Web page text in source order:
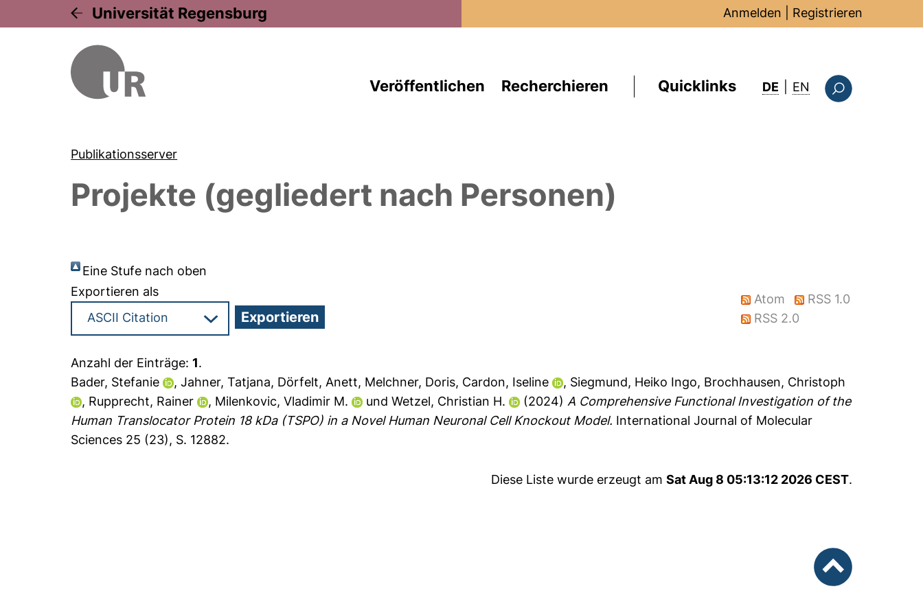
Universität Regensburg Anmelden Registrieren
Veröffentlichen Recherchieren Quicklinks DE EN : this page in
Publikationsserver
Projekte (gegliedert nach Personen)
Eine Stufe nach oben
Exportieren als
Atom
RSS 1.0
RSS 2.0
Anzahl der Einträge:1.
Bader, Stefanie
,Jahner, Tatjana, Dörfelt, Anett, Melchner, Doris, Cardon, Iseline , Siegmund, Heiko Ingo, Brochhausen, Christoph
, Rupprecht, Rainer , Milenkovic, Vladimir M. undWetzel, Christian H. (2024) A Comprehensive Functional Investigation of the
Human Translocator Protein 18 kDa (TSPO) in a Novel Human Neuronal Cell Knockout Model. International Journal of Molecular
Sciences 25 (23), S. 12882.
Diese Liste wurde erzeugt am Sat Aug 8 05:13:12 2026 CEST.